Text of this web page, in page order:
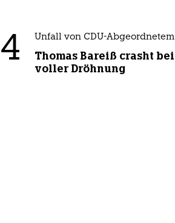
4 Unfall von CDU-Abgeordnetem
Thomas Bareiß crasht bei
voller Dröhnung